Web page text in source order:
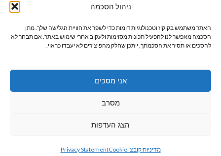
ניהול הסכמה
האתר משתמש בקוקיז וטכנולוגיות דומות כדי לשפר את חוויית הגלישה שלך. מתן
הסכמה מאפשר לנו להפעיל תכונות מסוימות ולעקוב אחרי שימוש באתר. אם תבחר לא
להסכים או תסיר את הסכמתך, ייתכן שחלק מהפיצ’רים לא יעבדו כראוי.
אני מסכים
מסרב
הצג העדפות
מדיניות קובצי Cookie Privacy Statement
מיתוג עיצוב ובניית אתרים